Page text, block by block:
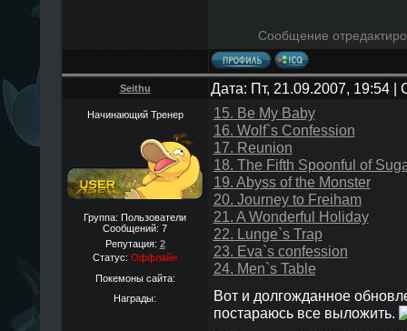
Сообщение
Seithu Дата: Пт, 21.09.2007, 19:54
Начинающий Тренер
Группа: Пользователи
Сообщений: 7
Репутация: 2
Статус: Оффлайн
Покемоны сайта:
Награды:
15. Be My Baby
16. Wolf`s Confession
17. Reunion
18. The Fifth Spoonful of
19. Abyss of the Monster
20. Journey to Freiham
21. A Wonderful Holiday
22. Lunge`s Trap
23. Eva`s confession
24. Men`s Table
Вот и долгожданное
постараюсь все выложить.